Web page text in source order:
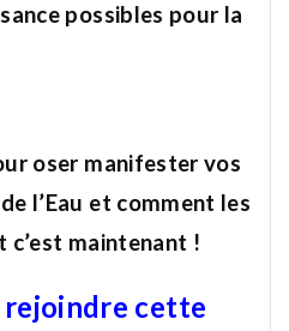
possibles pour la
oser manifester vos
l’Eau et comment les
c’est maintenant !
rejoindre cette